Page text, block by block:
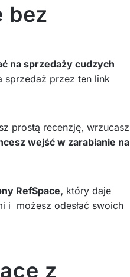
bez
na sprzedaży cudzych
sprzedaż przez ten link
prostą recenzję, wrzucasz
wejść w zarabianie na
RefSpace, który daje
i możesz odesłać swoich
z